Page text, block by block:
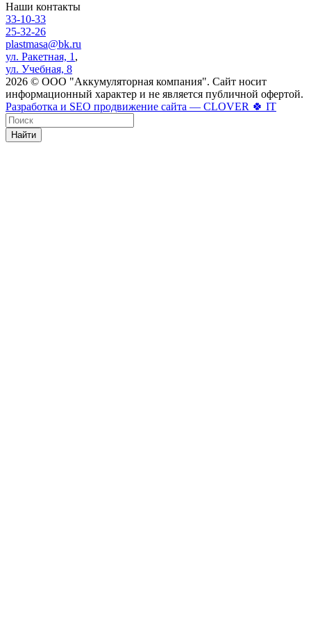
Наши контакты
33-10-33
25-32-26
plastmasa@bk.ru
ул. Ракетная, 1 ,
ул. Учебная, 8
2026 © ООО "Аккумуляторная компания". Сайт носит
информационный характер и не является публичной офертой.
Разработка и SEO продвижение сайта — CLOVER 🍀 IT
Найти